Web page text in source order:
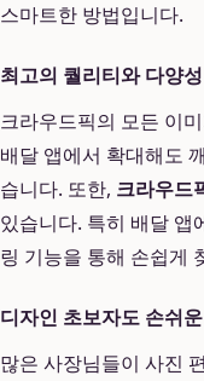
스마트한 방법입니다.
최고의 퀄리티와 다양
크라우드픽의 모든 이
배달 앱에서 확대해도
습니다. 또한, 크라우드
있습니다. 특히 배달 앱
링 기능을 통해 손쉽게
디자인 초보자도 손쉬
많은 사장님들이 사진